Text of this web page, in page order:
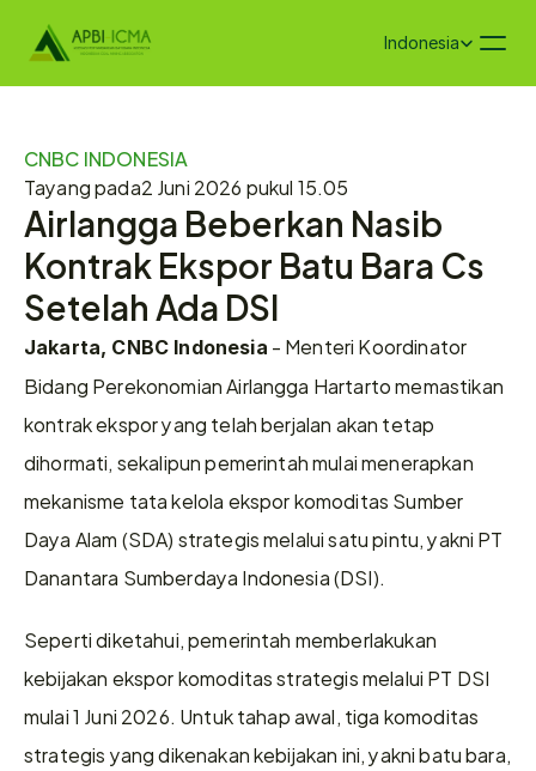
Select Language
Indonesia
CNBC INDONESIA
Tayang pada2 Juni 2026 pukul 15.05
Airlangga Beberkan Nasib
Kontrak Ekspor Batu Bara Cs
Setelah Ada DSI
Jakarta, CNBC Indonesia - Menteri Koordinator
Bidang Perekonomian Airlangga Hartarto memastikan
kontrak ekspor yang telah berjalan akan tetap
dihormati, sekalipun pemerintah mulai menerapkan
mekanisme tata kelola ekspor komoditas Sumber
Daya Alam (SDA) strategis melalui satu pintu, yakni PT
Danantara Sumberdaya Indonesia (DSI).
Seperti diketahui, pemerintah memberlakukan
kebijakan ekspor komoditas strategis melalui PT DSI
mulai 1 Juni 2026. Untuk tahap awal, tiga komoditas
strategis yang dikenakan kebijakan ini, yakni batu bara,